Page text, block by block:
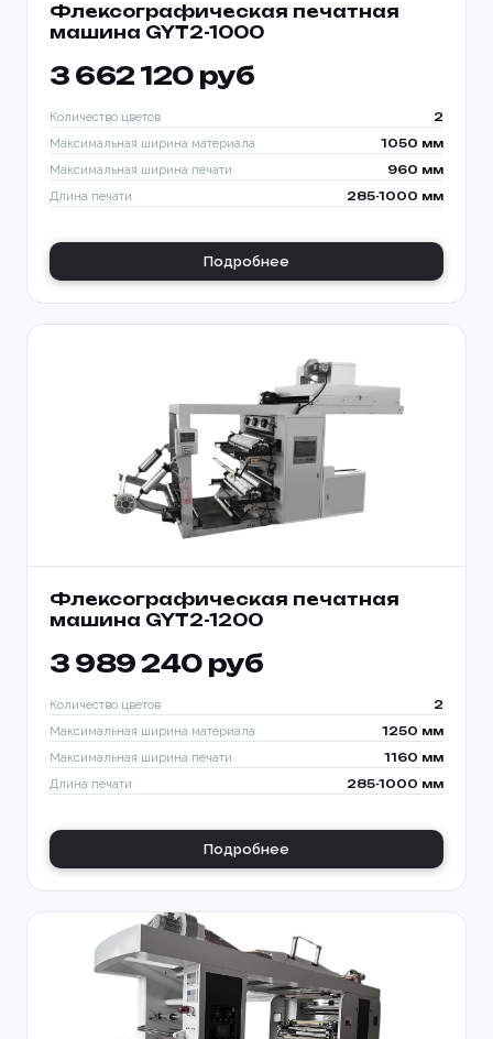
Флексографическая печатная
машина GYT2-1000
3 662 120 руб
Количество цветов 2
Максимальная ширина материала 1050 мм
Максимальная ширина печати 960 мм
Длина печати 285-1000 мм
Подробнее
Флексографическая печатная
машина GYT2-1200
3 989 240 руб
Количество цветов 2
Максимальная ширина материала 1250 мм
Максимальная ширина печати 1160 мм
Длина печати 285-1000 мм
Подробнее